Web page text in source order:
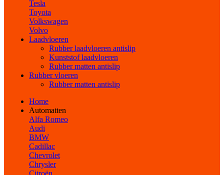
Tesla
Toyota
Volkswagen
Volvo
Laadvloeren
Rubber laadvloeren antislip
Kunststof laadvloeren
Rubber matten antislip
Rubber vloeren
Rubber matten antislip
Home
Automatten
Alfa Romeo
Audi
BMW
Cadillac
Chevrolet
Chrysler
Citroën